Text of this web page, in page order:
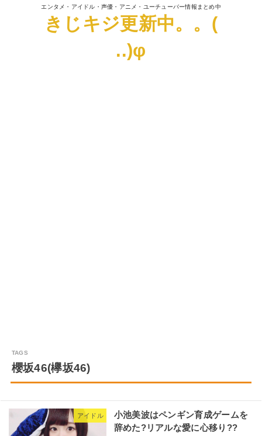
エンタメ・アイドル・声優・アニメ・ユーチューバー情報まとめ中
きじキジ更新中。。(
..)φ
櫻坂46(欅坂46)
アイドル
小池美波はペンギン育成ゲームを
辞めた?リアルな愛に心移り??